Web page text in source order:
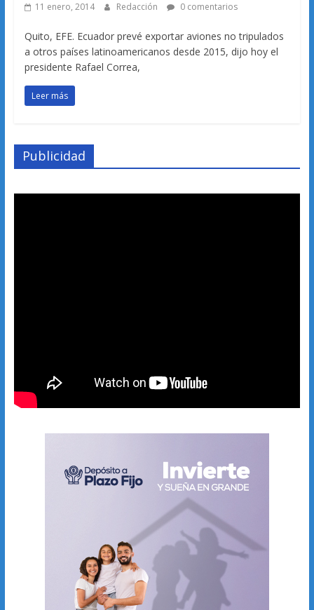
11 enero, 2014 Redacción 0 comentarios
Quito, EFE. Ecuador prevé exportar aviones no tripulados
a otros países latinoamericanos desde 2015, dijo hoy el
presidente Rafael Correa,
Leer más
Publicidad